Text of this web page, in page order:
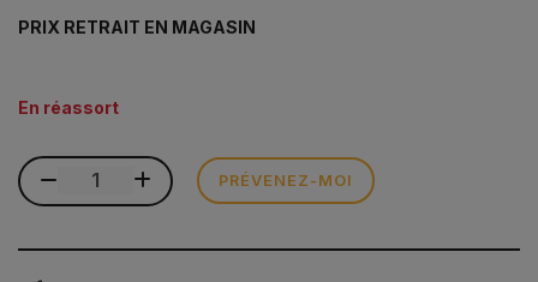
PRIX RETRAIT EN MAGASIN
En réassort
PRÉVENEZ-MOI